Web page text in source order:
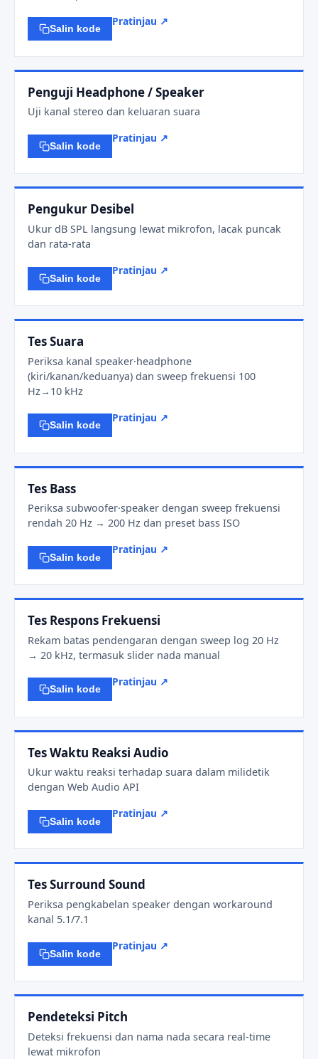
Salin kode
Pratinjau ↗
Penguji Headphone / Speaker
Uji kanal stereo dan keluaran suara
Salin kode
Pratinjau ↗
Pengukur Desibel
Ukur dB SPL langsung lewat mikrofon, lacak puncak
dan rata-rata
Salin kode
Pratinjau ↗
Tes Suara
Periksa kanal speaker·headphone
(kiri/kanan/keduanya) dan sweep frekuensi 100
Hz→10 kHz
Salin kode
Pratinjau ↗
Tes Bass
Periksa subwoofer·speaker dengan sweep frekuensi
rendah 20 Hz → 200 Hz dan preset bass ISO
Salin kode
Pratinjau ↗
Tes Respons Frekuensi
Rekam batas pendengaran dengan sweep log 20 Hz
→ 20 kHz, termasuk slider nada manual
Salin kode
Pratinjau ↗
Tes Waktu Reaksi Audio
Ukur waktu reaksi terhadap suara dalam milidetik
dengan Web Audio API
Salin kode
Pratinjau ↗
Tes Surround Sound
Periksa pengkabelan speaker dengan workaround
kanal 5.1/7.1
Salin kode
Pratinjau ↗
Pendeteksi Pitch
Deteksi frekuensi dan nama nada secara real-time
lewat mikrofon